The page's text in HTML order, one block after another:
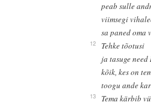
peab sulle
viimsegi
sa paned oma
12
Tehke tõotusi
ja tasuge
kõik, kes on
toogu ande
13
Tema kärbib